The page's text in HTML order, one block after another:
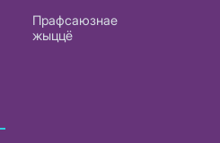
Прафсаюзнае
жыццё